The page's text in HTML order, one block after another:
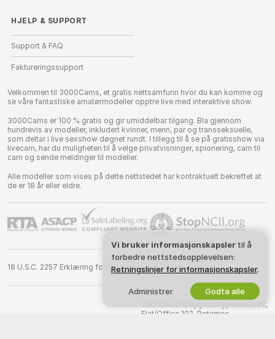
HJELP & SUPPORT
Support & FAQ
Faktureringssupport
Velkommen til 3000Cams, et gratis nettsamfunn hvor du kan komme og
se våre fantastiske amatørmodeller opptre live med interaktive show.
3000Cams er 100 % gratis og gir umiddelbar tilgang. Bla gjennom
hundrevis av modeller, inkludert kvinner, menn, par og transseksuelle,
som deltar i live sexshow døgnet rundt. I tillegg til å se på gratisshow via
livecam, har du muligheten til å velge privatvisninger, spionering, cam til
cam og sende meldinger til modeller.
Alle modeller som vises på dette nettstedet har kontraktuelt bekreftet at
de er 18 år eller eldre.
18 U.S.C. 2257 Erklæring for etterlevelse av bokføringskrav
Vi bruker informasjonskapsler til å
forbedre nettstedsopplevelsen:
Retningslinjer for informasjonskapsler.
Administrer Godta alle